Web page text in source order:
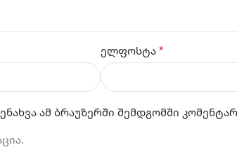
ელფოსტა *
ამ ბრაუზერში შემდგომში